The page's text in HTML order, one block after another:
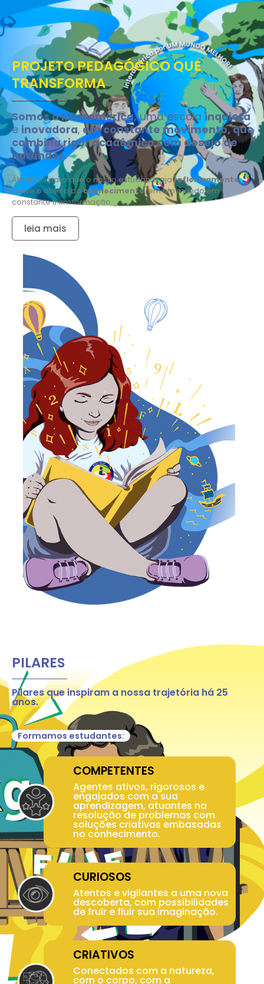
PROJETO PEDAGÓGICO QUE
TRANSFORMA
Somos a Interamérica,uma escolainquieta
e inovadora, em constante movimento, que
combina rigor acadêmico com desejo de
aprender.
Atuamos para que o nosso estudante ajareflexivamente
sobre o objeto doconhecimento, em um mundo em
constante transformação.
leia mais
PILARES
Pilares que inspiram a nossa trajetória há 25
anos.
Formamos estudantes:
COMPETENTES
Agentes ativos, rigorosos e
engajados com a sua
aprendizagem, atuantes na
resolução de problemas com
soluções criativas embasadas
no conhecimento.
CURIOSOS
Atentos e vigilantes a uma nova
descoberta, com possibilidades
de fruir e fluir sua imaginação.
CRIATIVOS
Conectados com a natureza,
com o corpo, com a